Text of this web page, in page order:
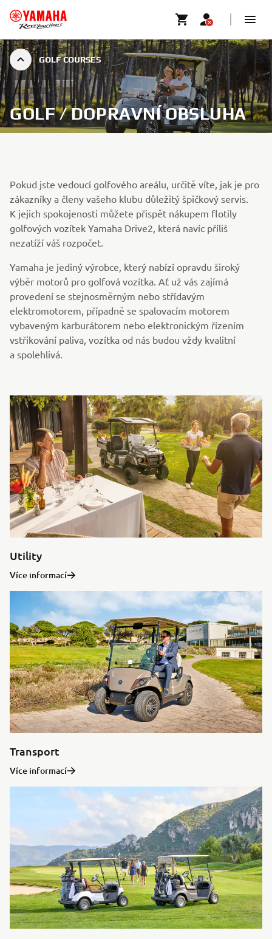
GOLF COURSES
GOLF / DOPRAVNÍ OBSLUHA
Pokud jste vedoucí golfového areálu, určitě víte, jak je pro
zákazníky a členy vašeho klubu důležitý špičkový servis.
K jejich spokojenosti můžete přispět nákupem flotily
golfových vozítek Yamaha Drive2, která navíc příliš
nezatíží váš rozpočet.
Yamaha je jediný výrobce, který nabízí opravdu široký
výběr motorů pro golfová vozítka. Ať už vás zajímá
provedení se stejnosměrným nebo střídavým
elektromotorem, případně se spalovacím motorem
vybaveným karburátorem nebo elektronickým řízením
vstřikování paliva, vozítka od nás budou vždy kvalitní
a spolehlivá.
Utility
Více informací
Transport
Více informací